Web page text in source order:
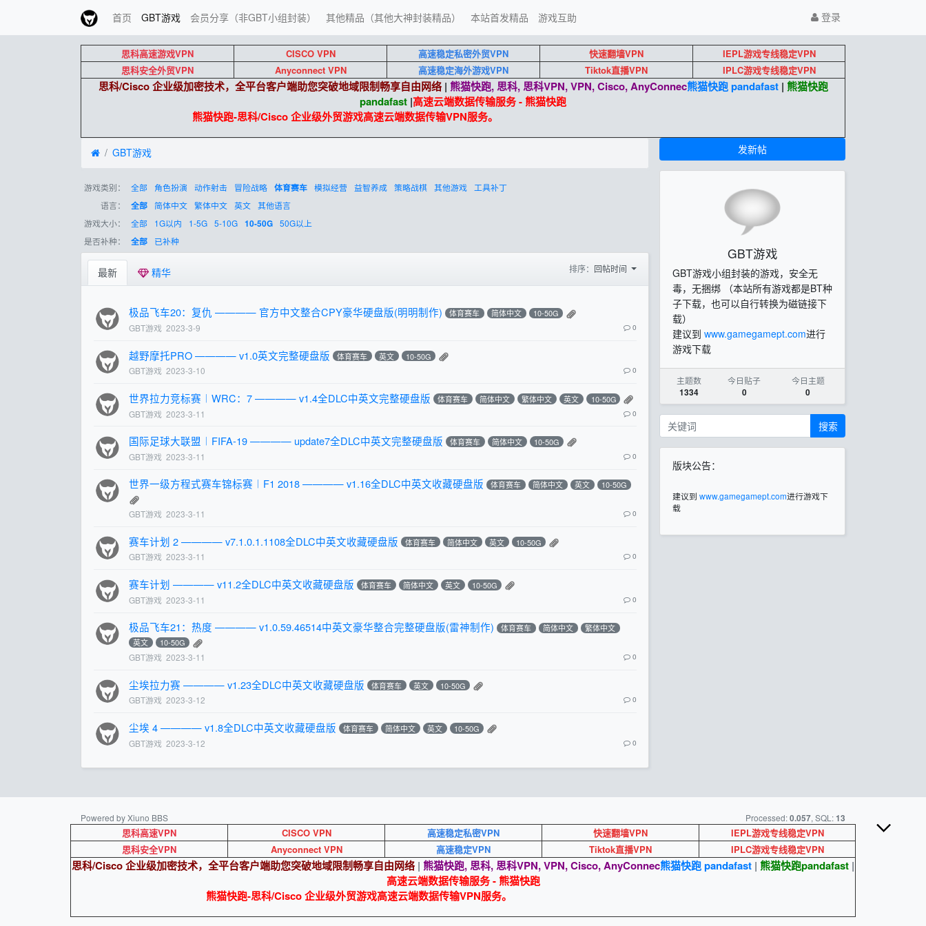
首页 GBT游戏 会员分享（非GBT小组封装） 其他精品（其他大神封装精品） 本站首发精品 游戏互助 登录
思科高速游戏VPN CISCO VPN 高速稳定私密外贸VPN 快速翻墙VPN
IEPL游戏专线稳定VPN
思科安全外贸VPN
Anyconnect VPN 高速稳定海外游戏VPN Tiktok直播VPN IPLC游戏专线稳定VPN
思科/Cisco 企业级加密技术，全平台客户端助您突破地域限制畅享自由网络| 熊猫快跑, 思科, 思科VPN, VPN, Cisco, AnyConnec熊猫快跑 pandafast| 熊猫快跑
pandafast |高速云端数据传输服务 - 熊猫快跑
熊猫快跑-思科/Cisco 企业级外贸游戏高速云端数据传输VPN服务。
GBT游戏
游戏类别： 全部 角色扮演 动作射击 冒险战略 体育赛车 模拟经营 益智养成 策略战棋 其他游戏
工具补丁
语言：
全部 简体中文 繁体中文 英文 其他语言
游戏大小：
全部 1G以内 1-5G 5-10G 10-50G 50G以上
是否补种：
全部 已补种
最新 精华 排序： 回帖时间
极品飞车20：复仇 ———— 官方中文整合CPY豪华硬盘版(明明制作) 体育赛车 简体中文 10-50G
GBT游戏 2023-3-9 0
越野摩托PRO ———— v1.0英文完整硬盘版 体育赛车 英文 10-50G
GBT游戏 2023-3-10 0
世界拉力竞标赛︱WRC：7 ———— v1.4全DLC中英文完整硬盘版 体育赛车 简体中文 繁体中文 英文 10-50G
GBT游戏 2023-3-11 0
国际足球大联盟︱FIFA-19 ———— update7全DLC中英文完整硬盘版 体育赛车 简体中文 10-50G
GBT游戏 2023-3-11 0
世界一级方程式赛车锦标赛︱F1 2018 ———— v1.16全DLC中英文收藏硬盘版 体育赛车 简体中文 英文 10-50G
GBT游戏 2023-3-11 0
赛车计划 2 ———— v7.1.0.1.1108全DLC中英文收藏硬盘版 体育赛车 简体中文 英文 10-50G
GBT游戏 2023-3-11 0
赛车计划 ———— v11.2全DLC中英文收藏硬盘版 体育赛车 简体中文 英文 10-50G
GBT游戏 2023-3-11 0
极品飞车21：热度 ———— v1.0.59.46514中英文豪华整合完整硬盘版(雷神制作) 体育赛车 简体中文
繁体中文
英文
10-50G
GBT游戏 2023-3-11 0
尘埃拉力赛 ———— v1.23全DLC中英文收藏硬盘版 体育赛车 英文 10-50G
GBT游戏 2023-3-12 0
尘埃 4 ———— v1.8全DLC中英文收藏硬盘版 体育赛车 简体中文 英文 10-50G
GBT游戏 2023-3-12 0
发新帖
GBT游戏
GBT游戏小组封装的游戏，安全无
毒，无捆绑 （本站所有游戏都是BT种
子下载，也可以自行转换为磁链接下
载）
建议到 www.gamegamept.com进行
游戏下载
主题数
1334
今日贴子
0
今日主题
0
搜索
版块公告：
建议到 www.gamegamept.com进行游戏下
载
Powered by Xiuno BBS Processed:0.057, SQL:13
思科高速VPN CISCO VPN 高速稳定私密VPN 快速翻墙VPN
IEPL游戏专线稳定VPN
思科安全VPN
Anyconnect VPN 高速稳定VPN Tiktok直播VPN IPLC游戏专线稳定VPN
思科/Cisco 企业级加密技术，全平台客户端助您突破地域限制畅享自由网络 | 熊猫快跑, 思科, 思科VPN, VPN, Cisco, AnyConnec熊猫快跑 pandafast | 熊猫快跑pandafast |
高速云端数据传输服务 - 熊猫快跑
熊猫快跑-思科/Cisco 企业级外贸游戏高速云端数据传输VPN服务。